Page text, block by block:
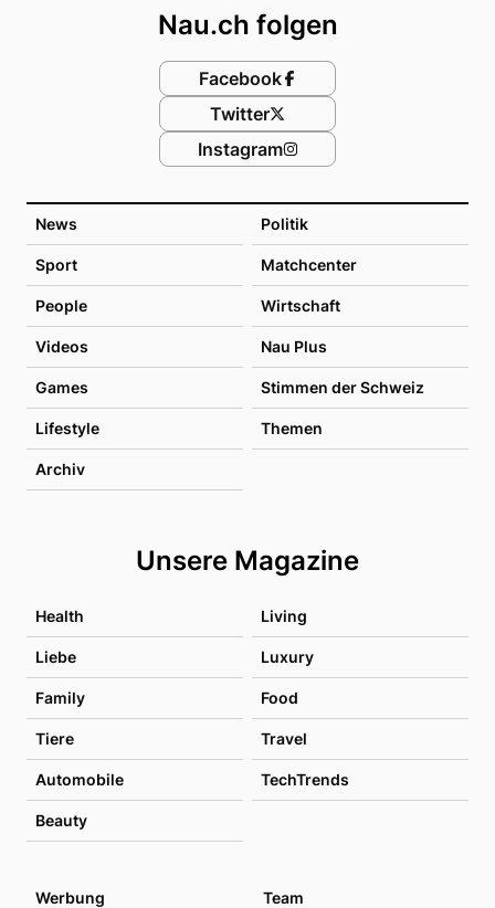
News Politik
Sport Matchcenter
People Wirtschaft
Videos Nau Plus
Games Stimmen der Schweiz
Lifestyle Themen
Archiv
Unsere Magazine
Health Living
Liebe Luxury
Family Food
Tiere Travel
Automobile TechTrends
Beauty
Nau.ch folgen
Facebook
Twitter
Instagram
Werbung Team